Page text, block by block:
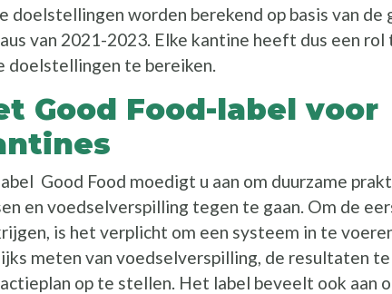
doelstellingen worden berekend op basis van de
van 2021-2023. Elke kantine heeft dus een rol
doelstellingen te bereiken.
Good Food-label voor
Good Food moedigt u aan om duurzame
en voedselverspilling tegen te gaan. Om de
is het verplicht om een systeem in te
meten van voedselverspilling, de resultaten te
op te stellen. Het label beveelt ook aan